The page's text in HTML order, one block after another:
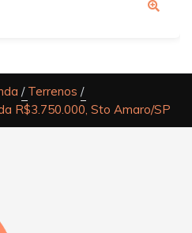
Terrenos
R$3.750.000, Sto Amaro/SP